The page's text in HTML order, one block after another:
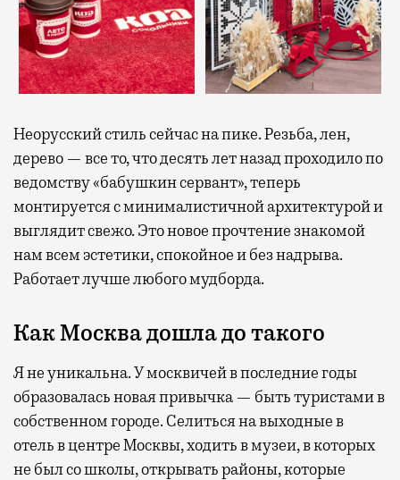
Неорусский стиль сейчас на пике. Резьба, лен,
дерево — все то, что десять лет назад проходило по
ведомству «бабушкин сервант», теперь
монтируется с минималистичной архитектурой и
выглядит свежо. Это новое прочтение знакомой
нам всем эстетики, спокойное и без надрыва.
Работает лучше любого мудборда.
Как Москва дошла до такого
Я не уникальна. У москвичей в последние годы
образовалась новая привычка — быть туристами в
собственном городе. Селиться на выходные в
отель в центре Москвы, ходить в музеи, в которых
не был со школы, открывать районы, которые